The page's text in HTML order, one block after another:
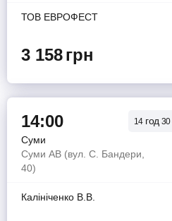
ТОВ ЕВРОФЕСТ
3 158грн
14:00 14 год 30
Суми
Суми АВ (вул. С. Бандери,
40)
Калiнiченко В.В.